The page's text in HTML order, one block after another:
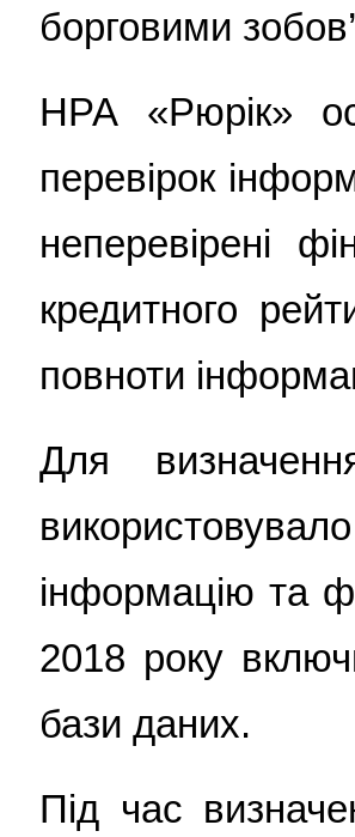
борговими
НРА «Рюрік»
перевірок
неперевірені
кредитного
повноти
Для
інформацію та
2018 року
бази даних.
Під час